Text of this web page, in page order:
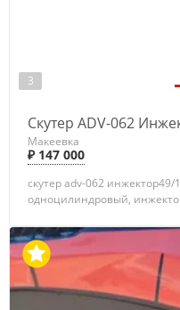
3
Скутер ADV-062
Макеевка
₽ 147 000
скутер adv-062 инжектор49/
одноцилиндровый,